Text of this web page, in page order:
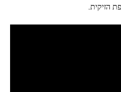
הזיקית.